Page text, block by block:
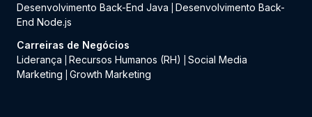
Desenvolvimento Back-End Java
Desenvolvimento Back-
End Node.js
Carreiras de Negócios
Liderança
Recursos Humanos (RH)
Social Media
Marketing
Growth Marketing